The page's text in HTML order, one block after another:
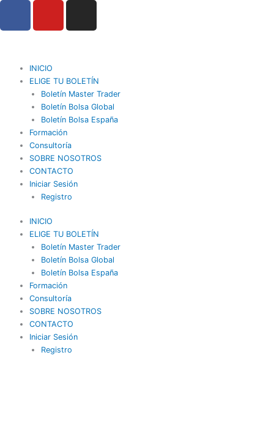
contenido
b
o
u
b
e
g
r
a
m
INICIO
ELIGE TU BOLETÍN
Boletín Master Trader
Boletín Bolsa Global
Boletín Bolsa España
Formación
Consultoría
SOBRE NOSOTROS
CONTACTO
Iniciar Sesión
Registro
INICIO
ELIGE TU BOLETÍN
Boletín Master Trader
Boletín Bolsa Global
Boletín Bolsa España
Formación
Consultoría
SOBRE NOSOTROS
CONTACTO
Iniciar Sesión
Registro